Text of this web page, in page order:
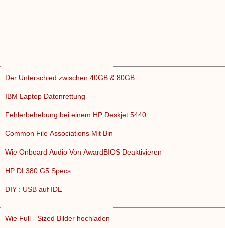
Der Unterschied zwischen 40GB & 80GB
IBM Laptop Datenrettung
Fehlerbehebung bei einem HP Deskjet 5440
Common File Associations Mit Bin
Wie Onboard Audio Von AwardBIOS Deaktivieren
HP DL380 G5 Specs
DIY : USB auf IDE
Wie Full - Sized Bilder hochladen